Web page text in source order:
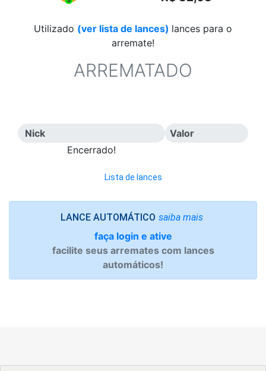
Utilizado (ver lista de lances) lances para o
arremate!
ARREMATADO
Nick
Valor
Encerrado!
Lista de lances
LANCE AUTOMÁTICO saiba mais
faça login e ative
facilite seus arremates com lances
automáticos!